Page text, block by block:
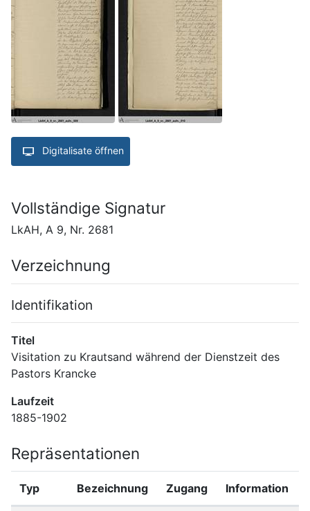
Digitalisate öffnen
Vollständige Signatur
LkAH, A 9, Nr. 2681
Verzeichnung
Identifikation
Titel
Visitation zu Krautsand während der Dienstzeit des
Pastors Krancke
Laufzeit
1885-1902
Repräsentationen
Typ Bezeichnung Zugang Information